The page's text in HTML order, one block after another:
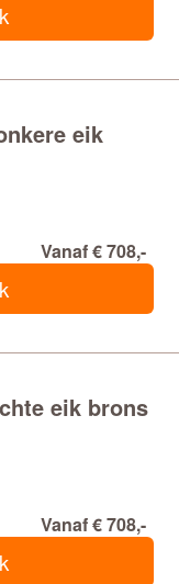
eik
Vanaf € 708,-
eik brons
Vanaf € 708,-